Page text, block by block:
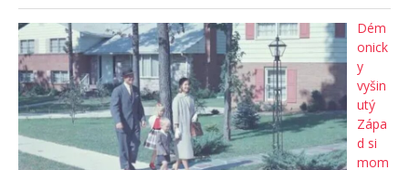
Dém
onick
y
vyšin
utý
Zápa
d si
mom